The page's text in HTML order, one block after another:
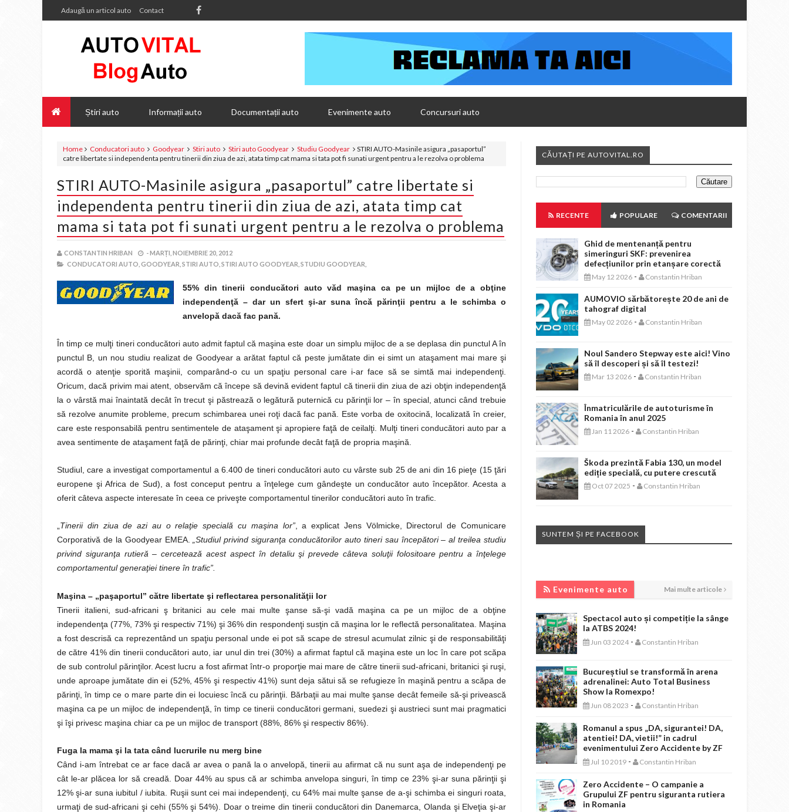
Adaugă un articol auto Contact
Știri auto Informații auto Documentații auto Evenimente auto Concursuri auto
Home Conducatori auto Goodyear Stiri auto Stiri auto Goodyear Studiu Goodyear
STIRI AUTO-Masinile asigura „pasaportul”
catre libertate si independenta pentru tinerii din ziua de azi, atata timp cat mama si tata pot fi sunati urgent pentru a le rezolva o problema
STIRI AUTO-Masinile asigura „pasaportul” catre libertate si
independenta pentru tinerii din ziua de azi, atata timp cat
mama si tata pot fi sunati urgent pentru a le rezolva o problema
CONSTANTIN HRIBAN -MARȚI, NOIEMBRIE 20, 2012
CONDUCATORI AUTO, GOODYEAR, STIRI AUTO, STIRI AUTO GOODYEAR, STUDIU GOODYEAR,
55% din tinerii conducători auto văd maşina ca pe un mijloc de a obţine
independenţă – dar un sfert şi-ar suna încă părinţii pentru a le schimba o
anvelopă dacă fac pană.
În timp ce mulţi tineri conducători auto admit faptul că maşina este doar un simplu mijloc de a se deplasa din punctul A în
punctul B, un nou studiu realizat de Goodyear a arătat faptul că peste jumătate din ei simt un ataşament mai mare şi
acordă o atenţie sporită maşinii, comparând-o cu un spaţiu personal care i-ar face să se simtă mai independenţi.
Oricum, dacă privim mai atent, observăm că începe să devină evident faptul că tinerii din ziua de azi obţin independenţă
la o vârstă mai înaintată decât în trecut şi păstrează o legătură puternică cu părinţii lor – în special, atunci când trebuie
să rezolve anumite probleme, precum schimbarea unei roţi dacă fac pană. Este vorba de oxitocină, localizată în creier,
care este responsabilă pentru sentimentele de ataşament şi apropiere faţă de ceilalţi. Mulţi tineri conducători auto par a
avea sentimente de ataşament faţă de părinţi, chiar mai profunde decât faţă de propria maşină.
Studiul, care a investigat comportamentul a 6.400 de tineri conducători auto cu vârste sub 25 de ani din 16 pieţe (15 ţări
europene şi Africa de Sud), a fost conceput pentru a înţelege cum gândeşte un conducător auto începător. Acesta a
oferit câteva aspecte interesate în ceea ce priveşte comportamentul tinerilor conducători auto în trafic.
Tinerii din ziua de azi au o relaţie specială cu maşina lor”, a explicat Jens Völmicke, Directorul de Comunicare
Corporativă de la Goodyear EMEA.
„Studiul privind siguranţa conducătorilor auto tineri sau începători – al treilea studiu
privind siguranţa rutieră – cercetează acest aspect în detaliu şi prevede câteva soluţii folositoare pentru a înţelege
comportamentul generaţiei tinere în trafic”.
Maşina – „paşaportul” către libertate şi reflectarea personalităţii lor
Tinerii italieni, sud-africani ş britanici au cele mai multe şanse să-şi vadă maşina ca pe un mijloc de a obţine
independenţa (77%, 73% şi respectiv 71%) şi 36% din respondenţi susţin că maşina lor le reflectă personalitatea. Maşina
a fost descrisă ca reprezentând un spaţiu personal unde ei pot să scape de stresul acumulat zilnic şi de responsabilităţi
de către 41% din tinerii conducători auto, iar unul din trei (30%) a afirmat faptul că maşina este un loc în care pot scăpa
de sub controlul părinţilor. Acest lucru a fost afirmat într-o proporţie mai mare de către tinerii sud-africani, britanici şi ruşi,
unde aproape jumătate din ei (52%, 45% şi respectiv 41%) sunt deja sătui să se refugieze în maşină pentru a scăpa de
părinţi, în timp ce o mare parte din ei locuiesc încă cu părinţii. Bărbaţii au mai multe şanse decât femeile să-şi privească
maşina ca pe un mijloc de independenţă, în timp ce tinerii conducători germani, suedezi şi austrieci sunt mai pragmatici
şi îşi privesc maşina chiar ca pe un mijloc de transport (88%, 86% şi respectiv 86%).
Fuga la mama şi la tata când lucrurile nu merg bine
Când i-am întrebat ce ar face dacă ar avea o pană la o anvelopă, tinerii au afirmat că nu sunt aşa de independenţi pe
cât le-ar plăcea lor să creadă. Doar 44% au spus că ar schimba anvelopa singuri, în timp ce 23% şi-ar suna părinţii şi
12% şi-ar suna iubitul / iubita. Ruşii sunt cei mai independenţi, cu 64% mai multe şanse de a-şi schimba ei singuri roata,
urmaţi de sud-africani şi cehi (55% şi 54%). Doar o treime din tinerii conducători din Danemarca, Olanda şi Elveţia şi-ar
CĂUTAȚI PE AUTOVITAL.RO
RECENTE POPULARE COMENTARII
Ghid de mentenanță pentru
simeringuri SKF: prevenirea
defecțiunilor prin etanșare corectă
May 12 2026 - Constantin Hriban
AUMOVIO sărbătorește 20 de ani de
tahograf digital
May 02 2026 - Constantin Hriban
Noul Sandero Stepway este aici! Vino
să îl descoperi și să îl testezi!
Mar 13 2026 - Constantin Hriban
Înmatriculările de autoturisme în
Romania în anul 2025
Jan 11 2026 - Constantin Hriban
Škoda prezintă Fabia 130, un model
ediție specială, cu putere crescută
Oct 07 2025 - Constantin Hriban
SUNTEM ȘI PE FACEBOOK
Evenimente auto Mai multe articole
Spectacol auto și competiție la sânge
la ATBS 2024!
Jun 03 2024 - Constantin Hriban
Bucureștiul se transformă în arena
adrenalinei: Auto Total Business
Show la Romexpo!
Jun 08 2023 - Constantin Hriban
Romanul a spus „DA, sigurantei! DA,
atentiei! DA, vietii!” in cadrul
evenimentului Zero Accidente by ZF
Jul 10 2019 - Constantin Hriban
Zero Accidente – O campanie a
Grupului ZF pentru siguranta rutiera
in Romania